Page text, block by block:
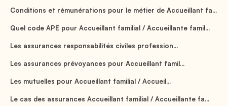
Conditions et rémunérations pour le métier de Accueillant fa...
Quel code APE pour Accueillant familial / Accueillante famil...
Les assurances responsabilités civiles profession...
Les assurances prévoyances pour Accueillant famil...
Les mutuelles pour Accueillant familial / Accueil...
Le cas des assurances Accueillant familial / Accueillante fa...